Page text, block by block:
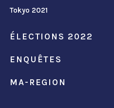
Tokyo 2021
ÉLECTIONS 2022
ENQUÊTES
MA-REGION